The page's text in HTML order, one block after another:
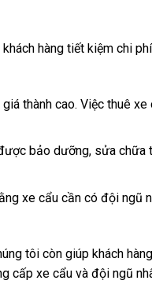
hàng tiết kiệm chi
thành cao. Việc thuê
bảo dưỡng, sửa chữa
xe cẩu cần có đội ngũ
tôi còn giúp khách
cấp xe cẩu và đội ngũ